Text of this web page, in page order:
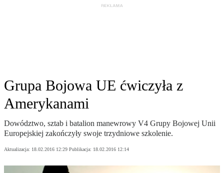
Grupa Bojowa UE ćwiczyła z
Amerykanami
Dowództwo, sztab i batalion manewrowy V4 Grupy Bojowej Unii
Europejskiej zakończyły swoje trzydniowe szkolenie.
Aktualizacja: 18.02.2016 12:29 Publikacja: 18.02.2016 12:14